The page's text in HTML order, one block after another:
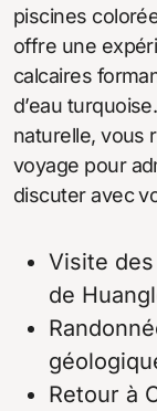
piscines
offre une
calcaires
d’eau
naturelle, vous
voyage pour
discuter avec
Visite
de
Retour à